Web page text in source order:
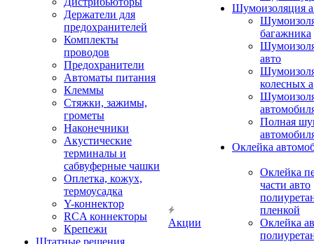
Держатели для
предохранителей
Комплекты
проводов
Предохранители
Автоматы питания
Клеммы
Стяжки, зажимы,
грометы
Наконечники
Акустические
терминалы и
сабвуферные чашки
Оплетка, кожух,
термоусадка
Y-коннектор
RCA коннекторы
Крепежи
Штатные решения
Акции
Шумоизоляция
багажника
авто
колесных
Полная
Оклейка
Оклейка
части авто
пленкой
Оклейка